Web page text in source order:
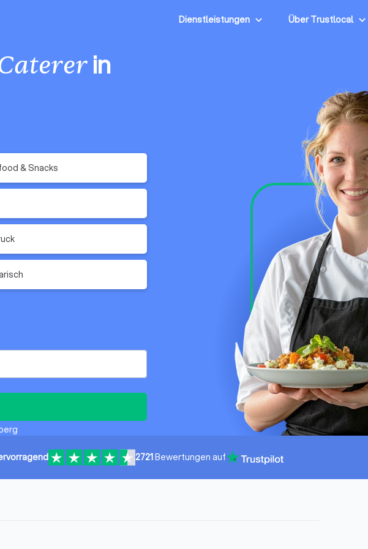
Dienstleistungen Über Trustlocal
in
& Snacks
2721Bewertungen auf